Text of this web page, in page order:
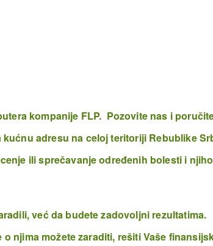
kompanije FLP. Pozovite nas i
adresu na celoj teritoriji Rebublike
ili sprečavanje određenih bolesti i
već da budete zadovoljni rezultatima.
njima možete zaraditi, rešiti Vaše